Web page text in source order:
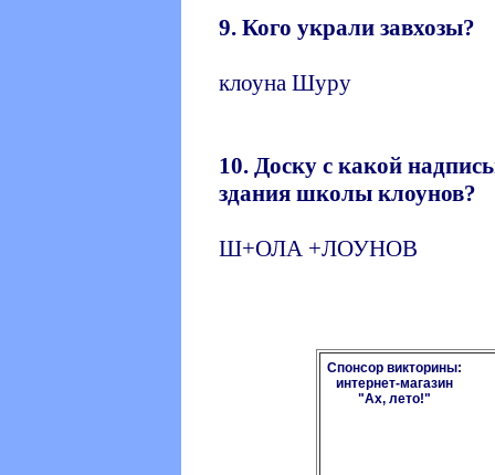
9. Кого украли завхозы?
клоуна Шуру
10. Доску с какой
здания школы клоунов?
Ш+ОЛА +ЛОУНОВ
Спонсор викторины:
интернет-магазин
"Ах, лето!"